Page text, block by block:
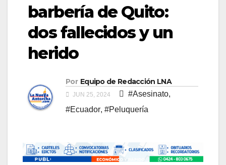
barbería de Quito:
dos fallecidos y un
herido
Por Equipo de Redacción LNA
JUN 25, 2024 #Asesinato,
#Ecuador, #Peluquería